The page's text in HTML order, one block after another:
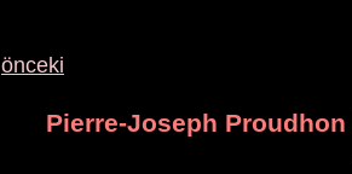
önceki
Pierre-Joseph Proudhon